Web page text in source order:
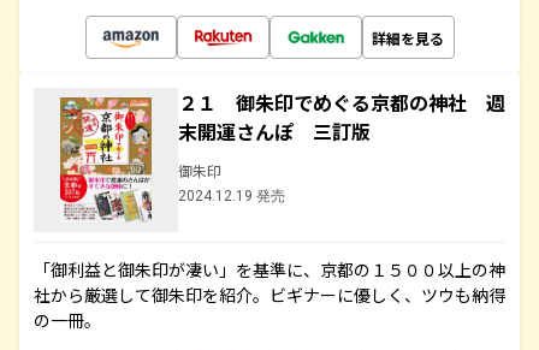
詳細を見る
２１ 御朱印でめぐる京都の神社 週
末開運さんぽ 三訂版
御朱印
2024.12.19 発売
「御利益と御朱印が凄い」を基準に、京都の１５００以上の神
社から厳選して御朱印を紹介。ビギナーに優しく、ツウも納得
の一冊。